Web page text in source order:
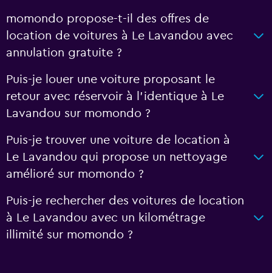
momondo propose-t-il des offres de
location de voitures à Le Lavandou avec
annulation gratuite ?
Puis-je louer une voiture proposant le
retour avec réservoir à l’identique à Le
Lavandou sur momondo ?
Puis-je trouver une voiture de location à
Le Lavandou qui propose un nettoyage
amélioré sur momondo ?
Puis-je rechercher des voitures de location
à Le Lavandou avec un kilométrage
illimité sur momondo ?